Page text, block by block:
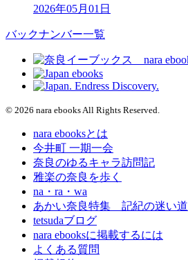
2026年05月01日
バックナンバー一覧
© 2026 nara ebooks All Rights Reserved.
nara ebooksとは
今井町 一期一会
奈良のゆるキャラ訪問記
雅楽の奈良を歩く
na・ra・wa
あかい奈良特集 記紀の迷い道
tetsudaブログ
nara ebooksに掲載するには
よくある質問